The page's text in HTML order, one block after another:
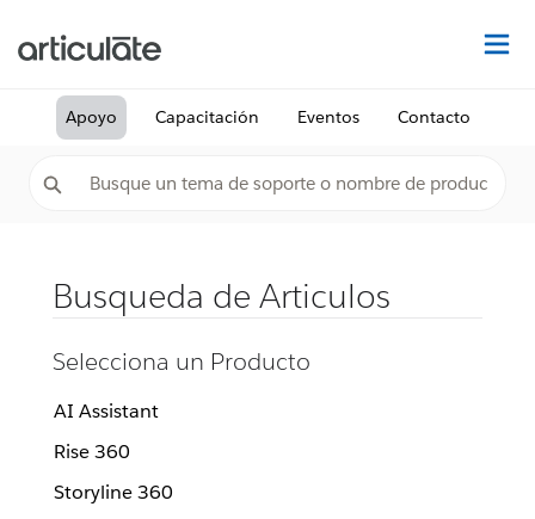
Apoyo Capacitación Eventos Contacto
Busqueda de Articulos
Selecciona un Producto
AI Assistant
Rise 360
Storyline 360